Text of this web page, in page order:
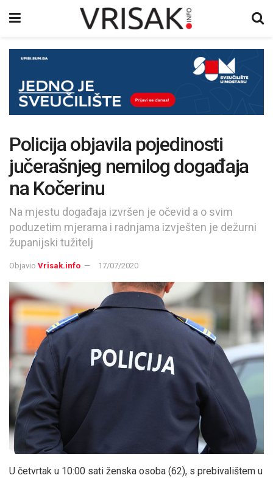
Policija objavila pojedinosti
jučerašnjeg nemilog događaja
na Kočerinu
Na mjestu događaja izvršen je očevid a o svim
poduzetim mjerama i radnjama izvješten je dežurni
županijski tužitelj
Objavio Vrisak.info 17/07/2020
U četvrtak u 10:00 sati ženska osoba (62), s prebivalištem u